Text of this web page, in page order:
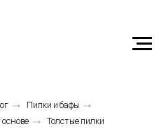
→ Пилки и бафы →
→ Толстые пилки